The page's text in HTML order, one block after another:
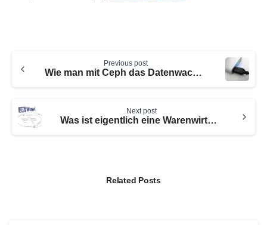
Reading
Previous post
Wie man mit Ceph das Datenwachstum kontrollieren und optimieren kann
Next post
Was ist eigentlich eine Warenwirtschaft?
Related Posts